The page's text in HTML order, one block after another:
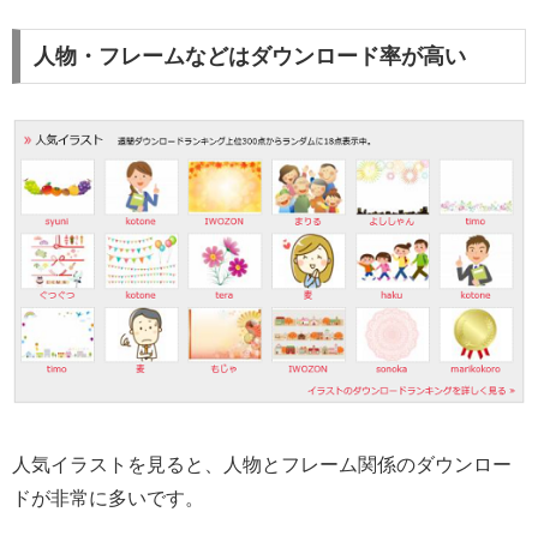
人物・フレームなどはダウンロード率が高い
人気イラストを見ると、人物とフレーム関係のダウンロー
ドが非常に多いです。